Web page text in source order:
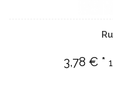
3,78 € *